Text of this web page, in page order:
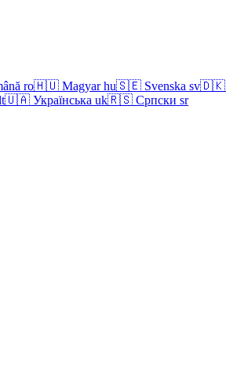
ro🇭🇺 Magyar hu🇸🇪 Svenska sv🇩🇰
🇺🇦 Українська uk🇷🇸 Српски sr